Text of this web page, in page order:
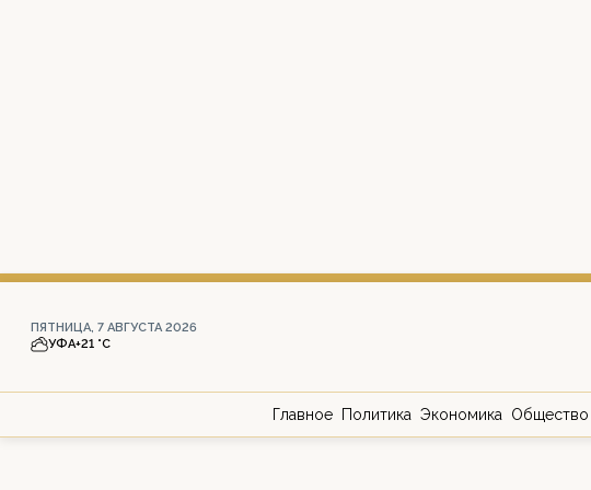
ПЯТНИЦА, 7 АВГУСТА 2026
УФА+21 °С
Главное Политика Экономика Общество